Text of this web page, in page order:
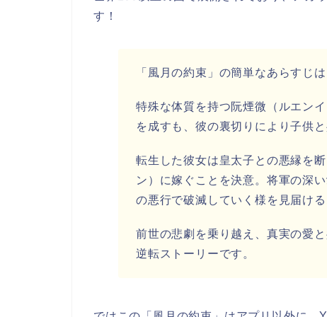
す！
「風月の約束」の簡単なあらすじは
特殊な体質を持つ阮煙微（ルエン
を成すも、彼の裏切りにより子供
転生した彼女は皇太子との悪縁を
ン）に嫁ぐことを決意。将軍の深
の悪行で破滅していく様を見届ける
前世の悲劇を乗り越え、真実の愛
逆転ストーリーです。